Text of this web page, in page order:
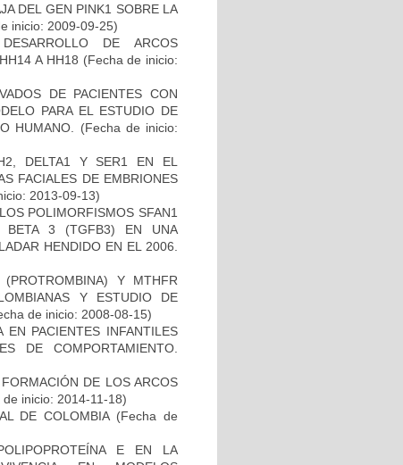
DEL GEN PINK1 SOBRE LA
inicio: 2009-09-25)
DE ARCOS
A HH18 (Fecha de inicio:
DE PACIENTES CON
PARA EL ESTUDIO DE
HUMANO.
(Fecha de inicio:
DELTA1 Y SER1 EN EL
FACIALES DE EMBRIONES
2013-09-13)
POLIMORFISMOS SFAN1
BETA 3 (TGFB3) EN UNA
HENDIDO EN EL 2006.
Y MTHFR
Y ESTUDIO DE
de inicio: 2008-08-15)
EN PACIENTES INFANTILES
DE COMPORTAMIENTO.
DE LOS ARCOS
de inicio: 2014-11-18)
DE COLOMBIA(Fecha de
E EN LA